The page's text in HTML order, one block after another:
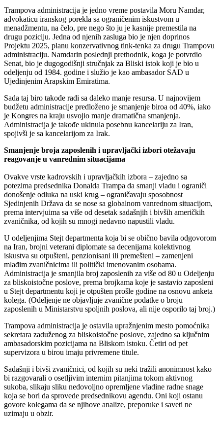
Trampova administracija je jedno vreme postavila Moru Namdar,
advokaticu iranskog porekla sa ograničenim iskustvom u
menadžmentu, na čelo, pre nego što ju je kasnije premestila na
drugu poziciju. Jedna od njenih zasluga bio je njen doprinos
Projektu 2025, planu konzervativnog tink-tenka za drugu Trampovu
administraciju. Namdarin poslednji prethodnik, koga je potvrdio
Senat, bio je dugogodišnji stručnjak za Bliski istok koji je bio u
odeljenju od 1984. godine i služio je kao ambasador SAD u
Ujedinjenim Arapskim Emiratima.
Sada taj biro takođe radi sa daleko manje resursa. U najnovijem
budžetu administracije predloženo je smanjenje biroa od 40%, iako
je Kongres na kraju usvojio manje dramatična smanjenja.
Administracija je takođe ukinula posebnu kancelariju za Iran,
spojivši je sa kancelarijom za Irak.
Smanjenje broja zaposlenih i upravljački izbori otežavaju
reagovanje u vanrednim situacijama
Ovakve vrste kadrovskih i upravljačkih izbora – zajedno sa
potezima predsednika Donalda Trampa da smanji vladu i ograniči
donošenje odluka na uski krug – ograničavaju sposobnost
Sjedinjenih Država da se nose sa globalnom vanrednom situacijom,
prema intervjuima sa više od desetak sadašnjih i bivših američkih
zvaničnika, od kojih su mnogi nedavno napustili vladu.
U odeljenjima Stejt departmenta koja bi se obično bavila odgovorom
na Iran, brojni veterani diplomate sa decenijama kolektivnog
iskustva su otpušteni, penzionisani ili premešteni – zamenjeni
mlađim zvaničnicima ili politički imenovanim osobama.
Administracija je smanjila broj zaposlenih za više od 80 u Odeljenju
za bliskoistočne poslove, prema brojkama koje je sastavio zaposleni
u Stejt departmentu koji je otpušten prošle godine na osnovu anketa
kolega. (Odeljenje ne objavljuje zvanične podatke o broju
zaposlenih u Ministarstvu spoljnih poslova, ali nije osporilo taj broj.)
Trampova administracija je ostavila upražnjenim mesto pomoćnika
sekretara zaduženog za bliskoistočne poslove, zajedno sa ključnim
ambasadorskim pozicijama na Bliskom istoku. Četiri od pet
supervizora u birou imaju privremene titule.
Sadašnji i bivši zvaničnici, od kojih su neki tražili anonimnost kako
bi razgovarali o osetljivim internim pitanjima tokom aktivnog
sukoba, slikaju sliku nedovoljno opremljene vladine radne snage
koja se bori da sprovede predsednikovu agendu. Oni koji ostanu
govore kolegama da se njihove analize, preporuke i saveti ne
uzimaju u obzir.